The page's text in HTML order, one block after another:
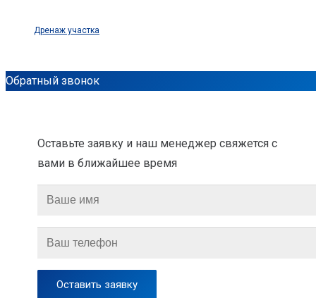
Дренаж участка
Обратный звонок
Оставьте заявку и наш менеджер свяжется с
вами в ближайшее время